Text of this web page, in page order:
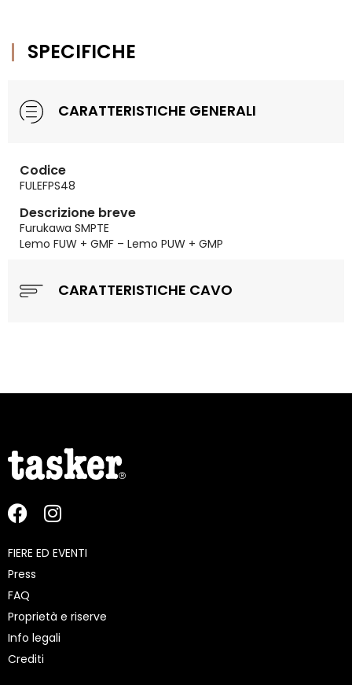
SPECIFICHE
CARATTERISTICHE GENERALI
Codice
FULEFPS48
Descrizione breve
Furukawa SMPTE
Lemo FUW + GMF – Lemo PUW + GMP
CARATTERISTICHE CAVO
FIERE ED EVENTI
Press
FAQ
Proprietà e riserve
Info legali
Crediti